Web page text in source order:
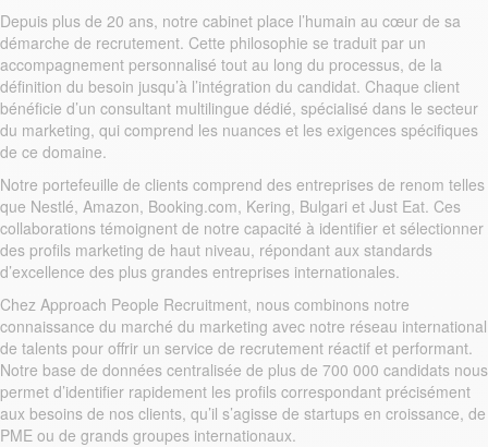
Depuis plus de 20 ans, notre cabinet place l’humain au cœur de sa
démarche de recrutement. Cette philosophie se traduit par un
accompagnement personnalisé tout au long du processus, de la
définition du besoin jusqu’à l’intégration du candidat. Chaque client
bénéficie d’un consultant multilingue dédié, spécialisé dans le secteur
du marketing, qui comprend les nuances et les exigences spécifiques
de ce domaine.
Notre portefeuille de clients comprend des entreprises de renom telles
que Nestlé, Amazon, Booking.com, Kering, Bulgari et Just Eat. Ces
collaborations témoignent de notre capacité à identifier et sélectionner
des profils marketing de haut niveau, répondant aux standards
d’excellence des plus grandes entreprises internationales.
Chez Approach People Recruitment, nous combinons notre
connaissance du marché du marketing avec notre réseau international
de talents pour offrir un service de recrutement réactif et performant.
Notre base de données centralisée de plus de 700 000 candidats nous
permet d’identifier rapidement les profils correspondant précisément
aux besoins de nos clients, qu’il s’agisse de startups en croissance, de
PME ou de grands groupes internationaux.